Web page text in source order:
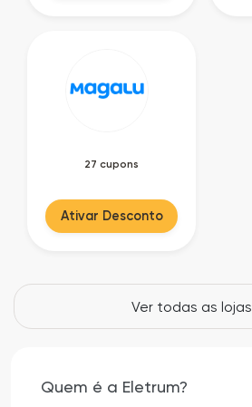
27 cupons
Ativar Desconto
Ver todas as lojas
Quem é a Eletrum?